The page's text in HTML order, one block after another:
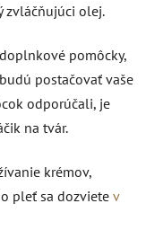
zvláčňujúci olej.
pomôcky,
postačovať vaše
odporúčali, je
na tvár.
krémov,
pleť sa dozviete v